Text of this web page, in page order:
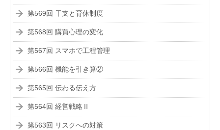
第569回 干支と育休制度
第568回 購買心理の変化
第567回 スマホで工程管理
第566回 機能を引き算②
第565回 伝わる伝え方
第564回 経営戦略Ⅱ
第563回 リスクへの対策